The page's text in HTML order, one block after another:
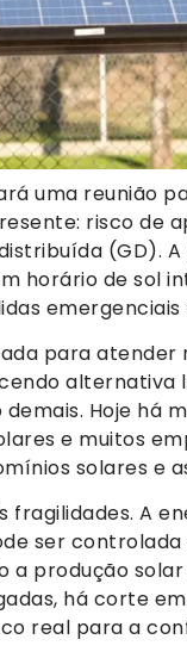
uma reunião
risco de
(GD).
horário de sol
para atender
alternativa
Hoje há
e muitos
solares e
fragilidades. A
ser
a produção
há corte
real para a